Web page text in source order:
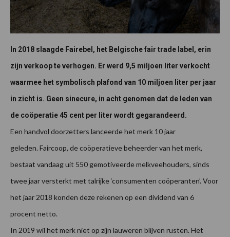
In 2018 slaagde Fairebel, het Belgische fair trade label, erin
zijn verkoop te verhogen. Er werd 9,5 miljoen liter verkocht
waarmee het symbolisch plafond van 10 miljoen liter per jaar
in zicht is. Geen sinecure, in acht genomen dat de leden van
de coöperatie 45 cent per liter wordt gegarandeerd.
Een handvol doorzetters lanceerde het merk 10 jaar
geleden. Faircoop, de coöperatieve beheerder van het merk,
bestaat vandaag uit 550 gemotiveerde melkveehouders, sinds
twee jaar versterkt met talrijke ‘consumenten coöperanten’. Voor
het jaar 2018 konden deze rekenen op een dividend van 6
procent netto.
In 2019 wil het merk niet op zijn lauweren blijven rusten. Het